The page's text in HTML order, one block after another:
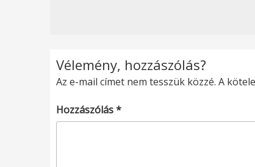
Vélemény, hozzászólás?
Az e-mail címet nem tesszük közzé. A
Hozzászólás*